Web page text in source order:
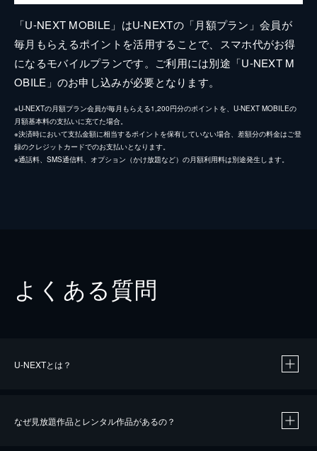
「U-NEXT MOBILE」はU-NEXTの「月額プラン」会員が
毎月もらえるポイントを活用することで、スマホ代がお得
になるモバイルプランです。ご利用には別途「U-NEXT M
OBILE」のお申し込みが必要となります。
※U-NEXTの月額プラン会員が毎月もらえる1,200円分のポイントを、U-NEXT MOBILEの
月額基本料の支払いに充てた場合。
※決済時において支払金額に相当するポイントを保有していない場合、差額分の料金はご登
録のクレジットカードでのお支払いとなります。
※通話料、SMS通信料、オプション（かけ放題など）の月額利用料は別途発生します。
よくある質問
U-NEXTとは？
なぜ見放題作品とレンタル作品があるの？